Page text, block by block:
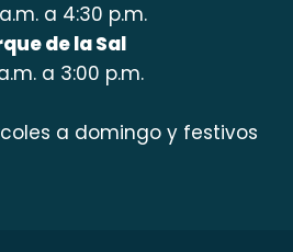
a 4:30 p.m.
de la Sal
a 3:00 p.m.
a domingo y festivos